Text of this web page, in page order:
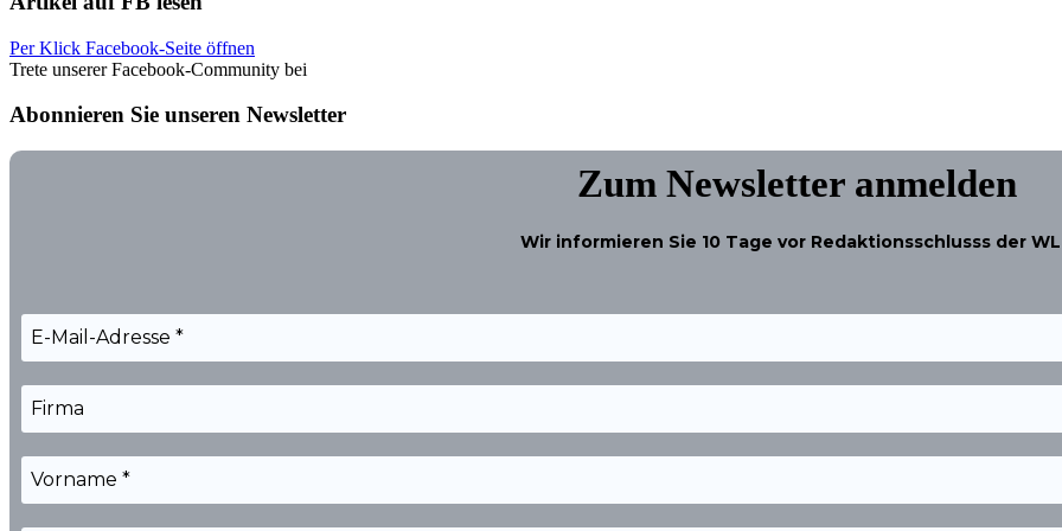
Per Klick Facebook-Seite öffnen
Trete unserer Facebook-Community bei
Abonnieren Sie unseren Newsletter
Zum Newsletter anmelden
Wir informieren Sie 10 Tage vor Redaktionsschlusss der